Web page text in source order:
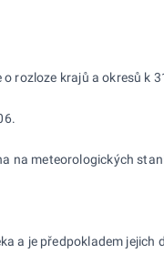
rozloze krajů a okresů
meteorologických
je předpokladem